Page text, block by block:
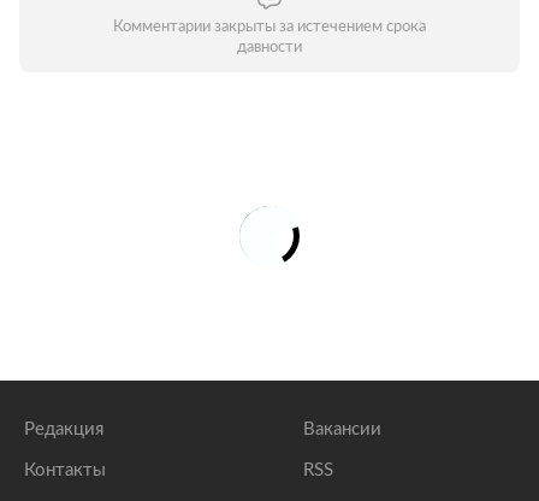
Комментарии закрыты за истечением срока
давности
Редакция
Контакты
Вакансии
RSS